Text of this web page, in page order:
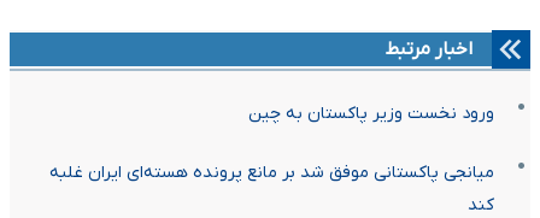
اخبار مرتبط
ورود نخست وزیر پاکستان به چین
میانجی پاکستانی موفق شد بر مانع پرونده هسته‌ای ایران غلبه
کند